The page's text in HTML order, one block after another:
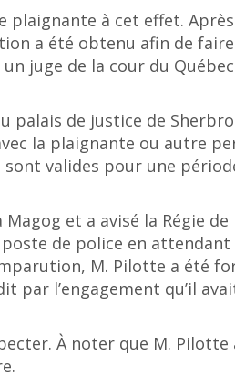
plaignante à cet effet.
a été obtenu afin de faire
juge de la cour du
palais de justice de
la plaignante ou autre
valides pour une
et a avisé la Régie de
de police en attendant
M. Pilotte a été
par l’engagement qu’il
À noter que M. Pilotte